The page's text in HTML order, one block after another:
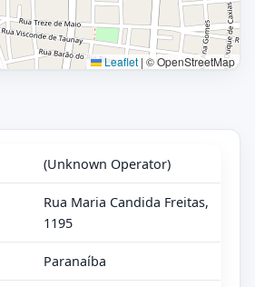
Leaflet | © OpenStreetMap
(Unknown Operator)
Rua Maria Candida Freitas,
1195
Paranaíba